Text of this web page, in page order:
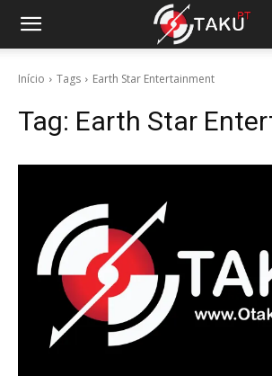
Início Tags Earth Star Entertainment
Tag: Earth Star